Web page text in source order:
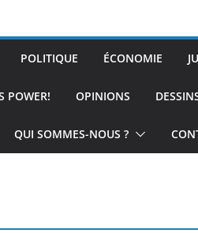
POLITIQUE ÉCONOMIE
POWER! OPINIONS
QUI SOMMES-NOUS ?